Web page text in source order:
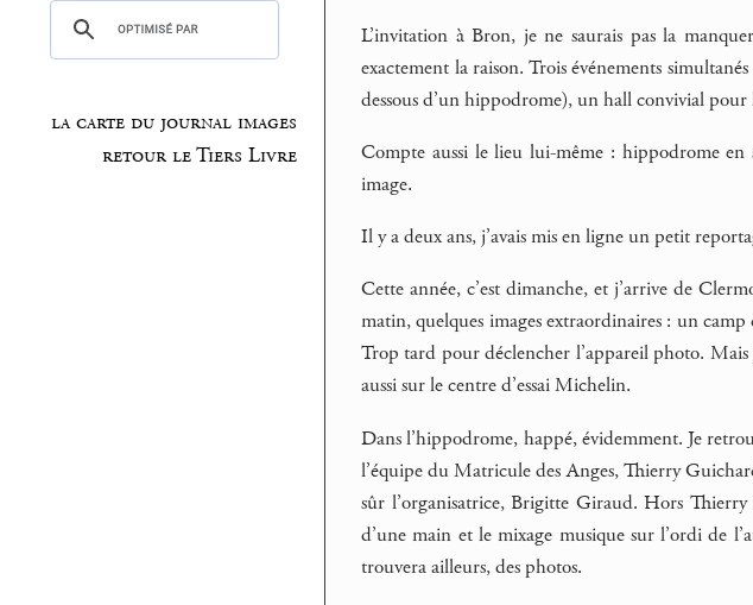
la carte du journal images
retour le Tiers Livre
L’invitation à Bron, je ne saurais pas la
exactement la raison. Trois événements
dessous d’un hippodrome), un hall convivial pour
Compte aussi le lieu lui-même : hippodrome en
image.
Il y a deux ans, j’avais mis en ligne un petit
Cette année, c’est dimanche, et j’arrive de
matin, quelques images extraordinaires : un
Trop tard pour déclencher l’appareil photo. Mais
aussi sur le centre d’essai Michelin.
Dans l’hippodrome, happé, évidemment. Je
l’équipe du Matricule des Anges, Thierry
sûr l’organisatrice, Brigitte Giraud. Hors
d’une main et le mixage musique sur l’ordi de
trouvera ailleurs, des photos.